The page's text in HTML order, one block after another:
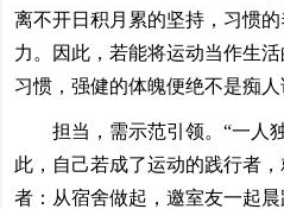
离不开日积月累的坚持，习惯
力。因此，若能将运动当作生
习惯，强健的体魄便绝不是痴人
担当，需示范引领。“一人独
此，自己若成了运动的践行者
者：从宿舍做起，邀室友一起